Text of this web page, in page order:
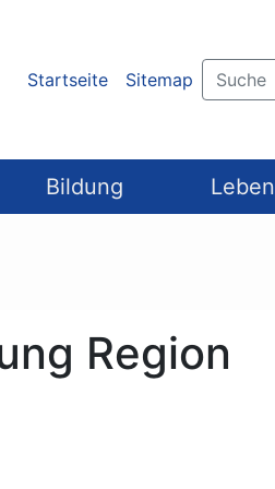
Startseite Sitemap
Bildung Leben
Region